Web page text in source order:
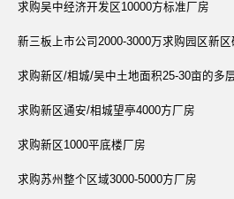
求购吴中经济开发区10000方标准厂房
新三板上市公司2000-3000万求购园区新区
求购新区/相城/吴中土地面积25-30亩的多
求购新区通安/相城望亭4000方厂房
求购新区1000平底楼厂房
求购苏州整个区域3000-5000方厂房